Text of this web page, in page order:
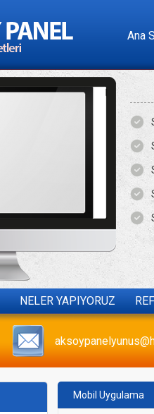
Ana
NELER YAPIYORUZ
Mobil Uygulama